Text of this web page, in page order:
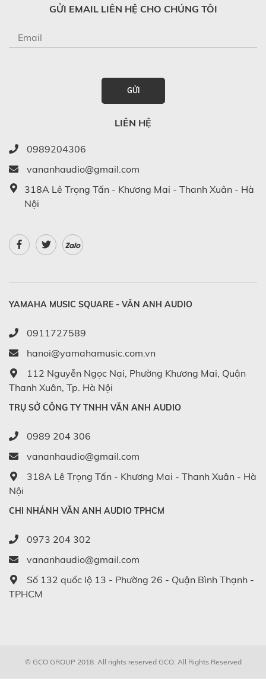
GỬI EMAIL LIÊN HỆ CHO CHÚNG TÔI
GỬI
LIÊN HỆ
0989204306
vananhaudio@gmail.com
318A Lê Trọng Tấn - Khương Mai - Thanh Xuân - Hà
Nội
Zalo
YAMAHA MUSIC SQUARE - VĂN ANH AUDIO
0911727589
hanoi@yamahamusic.com.vn
112 Nguyễn Ngọc Nại, Phường Khương Mai, Quận
Thanh Xuân, Tp. Hà Nội
TRỤ SỞ CÔNG TY TNHH VĂN ANH AUDIO
0989 204 306
vananhaudio@gmail.com
318A Lê Trọng Tấn - Khương Mai - Thanh Xuân - Hà
Nội
CHI NHÁNH VĂN ANH AUDIO TPHCM
0973 204 302
vananhaudio@gmail.com
Số 132 quốc lộ 13 - Phường 26 - Quận Bình Thạnh -
TPHCM
© GCO GROUP 2018. All rights reserved GCO. All Rights Reserved